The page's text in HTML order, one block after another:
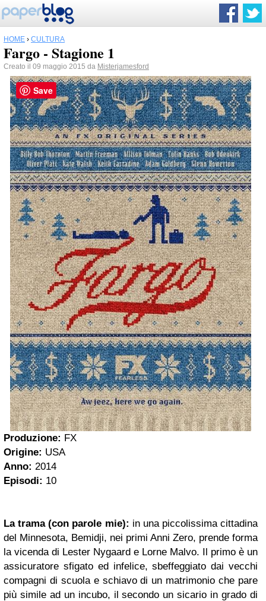
HOME › CULTURA
Fargo - Stagione 1
Creato il 09 maggio 2015 da Misterjamesford
Produzione: FX
Origine: USA
Anno: 2014
Episodi: 10
La trama (con parole mie): in una piccolissima cittadina
del Minnesota, Bemidji, nei primi Anni Zero, prende forma
la vicenda di Lester Nygaard e Lorne Malvo. Il primo è un
assicuratore sfigato ed infelice, sbeffeggiato dai vecchi
compagni di scuola e schiavo di un matrimonio che pare
più simile ad un incubo, il secondo un sicario in grado di
Save